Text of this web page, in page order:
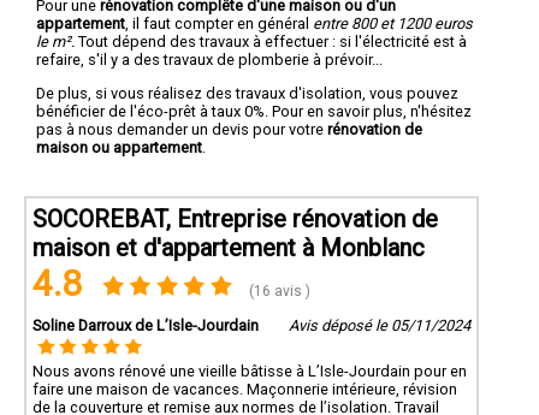
Pour une rénovation complête d'une maison ou d'un
appartement , il faut compter en général entre 800 et 1200 euros
le m². Tout dépend des travaux à effectuer : si l'électricité est à
refaire, s'il y a des travaux de plomberie à prévoir...
De plus, si vous réalisez des travaux d'isolation, vous pouvez
bénéficier de l'éco-prêt à taux 0%. Pour en savoir plus, n'hésitez
pas à nous demander un devis pour votre rénovation de
maison ou appartement
SOCOREBAT, Entreprise rénovation de
maison et d'appartement à Monblanc
4.8 (16 avis )
Soline Darroux de L’Isle-Jourdain Avis déposé le 05/11/2024
Nous avons rénové une vieille bâtisse à L’Isle-Jourdain pour en
faire une maison de vacances. Maçonnerie intérieure, révision
de la couverture et remise aux normes de l’isolation. Travail